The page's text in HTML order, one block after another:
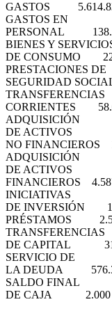
GASTOS
GASTOS EN
PERSONAL
BIENES Y
DE
PRESTACIONES DE
SEGURIDAD
TRANSFERENCIAS
ADQUISICIÓN
DE ACTIVOS
NO
ADQUISICIÓN
DE ACTIVOS
FINANCIEROS
INICIATIVAS
DE
TRANSFERENCIAS
DE
SERVICIO DE
LA DEUDA
SALDO FINAL
DE CAJA